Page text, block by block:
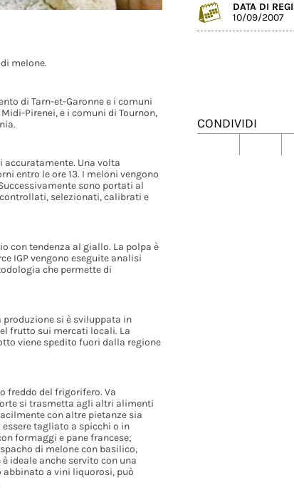
melone.
di Tarn-et-Garonne e i comuni
Pirenei, e i comuni di Tournon,
Una volta
entro le ore 13. I meloni vengono
sono portati al
selezionati, calibrati e
con tendenza al giallo. La polpa è
IGP vengono eseguite analisi
che permette di
produzione si è sviluppata in
frutto sui mercati locali. La
viene spedito fuori dalla regione
freddo del frigorifero. Va
si trasmetta agli altri alimenti
con altre pietanze sia
tagliato a spicchi o in
formaggi e pane francese;
di melone con basilico,
ideale anche servito con una
abbinato a vini liquorosi, può
DATA DI
10/09/2007
CONDIVIDI